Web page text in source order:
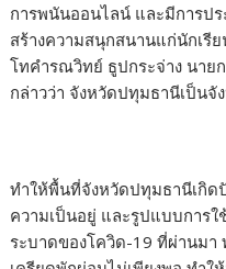
การพนันออนไลน์ และมีการปร
สร้างความสนุกสนานแก่นักเรี
โทคำรณวิทย์ ธูปกระจ่าง นาย
กล่าวว่า จังหวัดปทุมธานีเป็น
ทำให้พื้นที่จังหวัดปทุมธานีเกิ
ความเป็นอยู่ และรูปแบบการ
ระบาดของโควิด-19 ที่ผ่านม